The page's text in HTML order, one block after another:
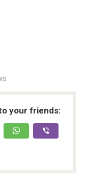
your friends: